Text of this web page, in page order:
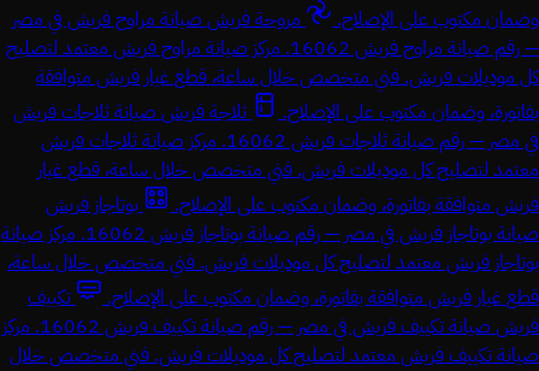
وضمان مكتوب على الإصلاح.
مروحة فريشصيانة مراوح فريش في مصر
— رقم صيانة مراوح فريش 16062. مركز صيانة مراوح فريش معتمد لتصليح
كل موديلات فريش. فني متخصص خلال ساعة، قطع غيار فريش متوافقة
بفاتورة، وضمان مكتوب على الإصلاح.
ثلاجة فريشصيانة ثلاجات فريش
في مصر — رقم صيانة ثلاجات فريش 16062. مركز صيانة ثلاجات فريش
معتمد لتصليح كل موديلات فريش. فني متخصص خلال ساعة، قطع غيار
فريش متوافقة بفاتورة، وضمان مكتوب على الإصلاح.
بوتاجاز فريش
صيانة بوتاجاز فريش في مصر — رقم صيانة بوتاجاز فريش 16062. مركز صيانة
بوتاجاز فريش معتمد لتصليح كل موديلات فريش. فني متخصص خلال ساعة،
قطع غيار فريش متوافقة بفاتورة، وضمان مكتوب على الإصلاح.
تكييف
فريش
صيانة تكييف فريش في مصر — رقم صيانة تكييف فريش 16062. مركز
صيانة تكييف فريش معتمد لتصليح كل موديلات فريش. فني متخصص خلال